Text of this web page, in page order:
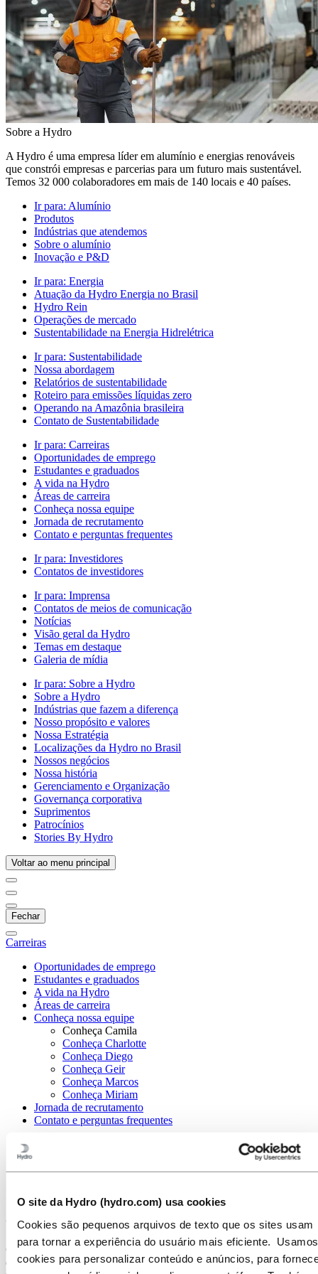
O site da Hydro (hydro.com) usa cookies
Cookies são pequenos arquivos de texto que os sites usam
para tornar a experiência do usuário mais eficiente. Usamos
cookies para personalizar conteúdo e anúncios, para
Sobre a Hydro
A Hydro é uma empresa líder em alumínio e energias renováveis
que constrói empresas e parcerias para um futuro mais sustentável.
Temos 32 000 colaboradores em mais de 140 locais e 40 países.
Ir para: Alumínio
Produtos
Indústrias que atendemos
Sobre o alumínio
Inovação e P&D
Ir para: Energia
Atuação da Hydro Energia no Brasil
Hydro Rein
Operações de mercado
Sustentabilidade na Energia Hidrelétrica
Ir para: Sustentabilidade
Nossa abordagem
Relatórios de sustentabilidade
Roteiro para emissões líquidas zero
Operando na Amazônia brasileira
Contato de Sustentabilidade
Ir para: Carreiras
Oportunidades de emprego
Estudantes e graduados
A vida na Hydro
Áreas de carreira
Conheça nossa equipe
Jornada de recrutamento
Contato e perguntas frequentes
Ir para: Investidores
Contatos de investidores
Ir para: Imprensa
Contatos de meios de comunicação
Notícias
Visão geral da Hydro
Temas em destaque
Galeria de mídia
Ir para: Sobre a Hydro
Sobre a Hydro
Indústrias que fazem a diferença
Nosso propósito e valores
Nossa Estratégia
Localizações da Hydro no Brasil
Nossos negócios
Nossa história
Gerenciamento e Organização
Governança corporativa
Suprimentos
Patrocínios
Stories By Hydro
Voltar ao menu principal
Fechar
Carreiras
Oportunidades de emprego
Estudantes e graduados
A vida na Hydro
Áreas de carreira
Conheça nossa equipe
Conheça Camila
Conheça Charlotte
Conheça Diego
Conheça Geir
Conheça Marcos
Conheça Miriam
Jornada de recrutamento
Contato e perguntas frequentes
Conheça Camila
Conheça Camila: Um trabalho onde você
é importante
Camila é conhecida no escritório como uma colega empática que
defende a colaboração e o trabalho em equipe e não tem medo de se